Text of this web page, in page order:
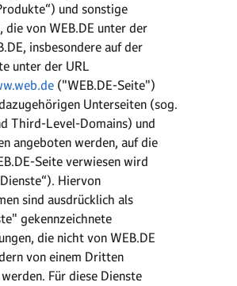
und sonstige
die von WEB.DE unter der
insbesondere auf der
unter der URL
("WEB.DE-Seite")
Unterseiten (sog.
Third-Level-Domains) und
angeboten werden, auf die
Seite verwiesen wird
Hiervon
sind ausdrücklich als
gekennzeichnete
die nicht von WEB.DE
von einem Dritten
Für diese Dienste